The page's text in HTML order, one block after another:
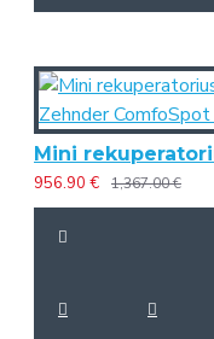
956.90 € 1,367.00 €